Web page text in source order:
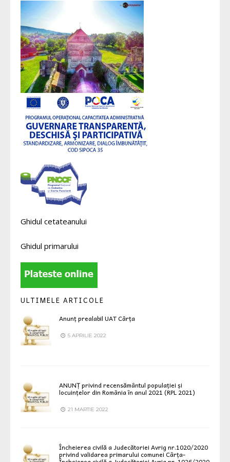
Ghidul cetateanului
Ghidul primarului
ULTIMELE ARTICOLE
Anunț prealabil UAT Cârța
5 APRILIE 2022
ANUNȚ privind recensământul populației și
locuințelor din România în anul 2021 (RPL 2021)
21 MARTIE 2022
Încheierea civilă a Judecătoriei Avrig nr.1020/2020
privind validarea primarului comunei Cârța-